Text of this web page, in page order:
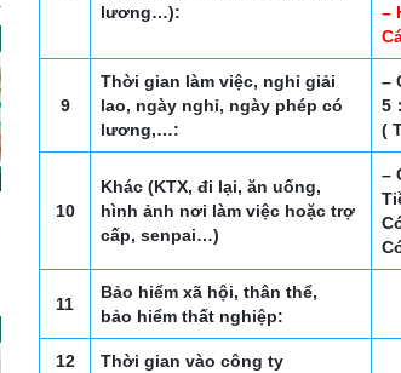
lương…):
–
9
Thời gian làm việc, nghỉ giải
lao, ngày nghỉ, ngày phép có
lương,…:
–
5
(
10
Khác (KTX, đi lại, ăn uống,
hình ảnh nơi làm việc hoặc trợ
cấp, senpai…)
–
11
Bảo hiểm xã hội, thân thể,
bảo hiểm thất nghiệp:
12 Thời gian vào công ty